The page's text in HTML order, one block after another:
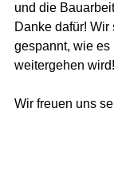
und die
Danke dafür!
gespannt, wie es
weitergehen wird!
Wir freuen uns